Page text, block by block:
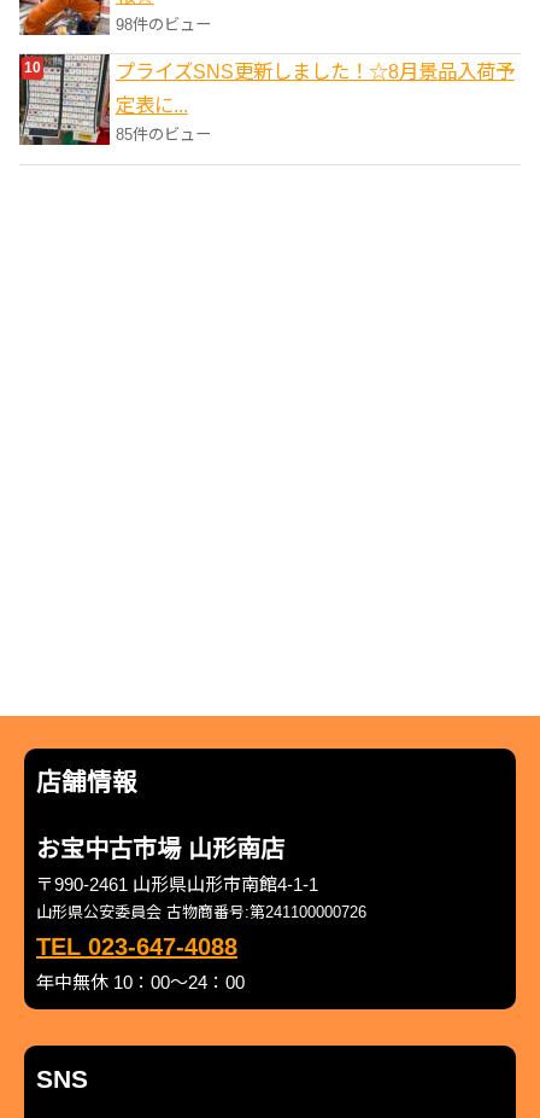
98件のビュー
プライズSNS更新しました！☆8月景品入荷予
定表に...
85件のビュー
店舗情報
お宝中古市場 山形南店
〒990-2461 山形県山形市南館4-1-1
山形県公安委員会 古物商番号:第241100000726
TEL 023-647-4088
年中無休 10：00～24：00
SNS